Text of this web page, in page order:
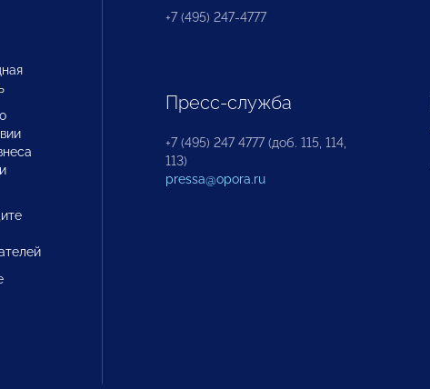
+7 (495) 247-4777
Пресс-служба
+7 (495) 247 4777 (доб. 115, 114,
113)
pressa@opora.ru